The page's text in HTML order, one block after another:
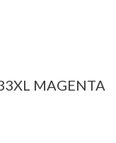
MAGENTA